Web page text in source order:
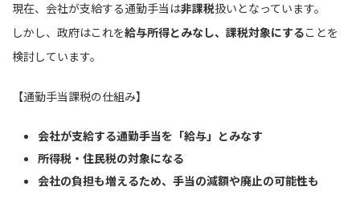
現在、会社が支給する通勤手当は非課税扱いとなっています。
しかし、政府はこれを給与所得とみなし、課税対象にすることを
検討しています。
【通勤手当課税の仕組み】
会社が支給する通勤手当を「給与」とみなす
所得税・住民税の対象になる
会社の負担も増えるため、手当の減額や廃止の可能性も